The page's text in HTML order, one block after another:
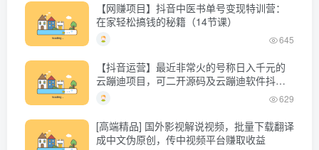
【网赚项目】抖音中医书单号变现特训营：
在家轻松搞钱的秘籍（14节课）
645
【抖音运营】最近非常火的号称日入千元的
云蹦迪项目，可二开源码及云蹦迪软件抖音
版
629
[高端精品] 国外影视解说视频，批量下载翻译
成中文伪原创，传中视频平台赚取收益